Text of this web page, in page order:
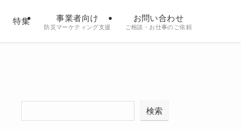
特集 事業者向け
防災マーケティング支援
お問い合わせ
ご相談・お仕事のご依頼
検索